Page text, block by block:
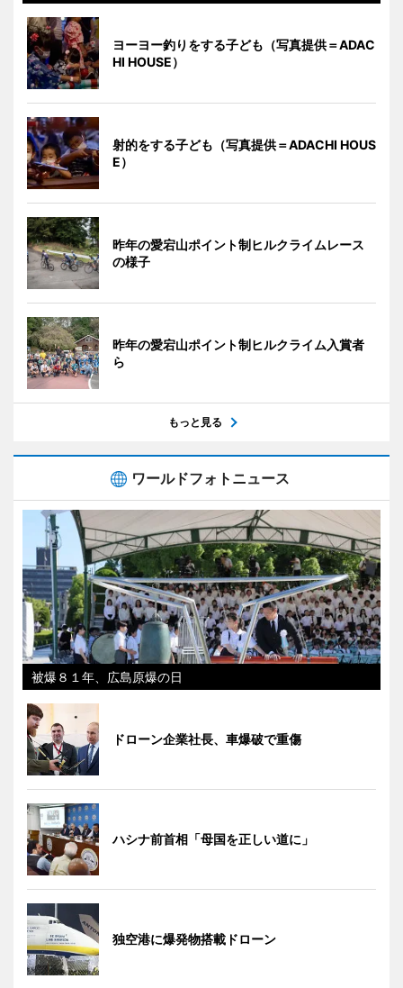
ヨーヨー釣りをする子ども（写真提供＝ADAC
HI HOUSE）
射的をする子ども（写真提供＝ADACHI HOUS
E）
昨年の愛宕山ポイント制ヒルクライムレース
の様子
昨年の愛宕山ポイント制ヒルクライム入賞者
ら
もっと見る
ワールドフォトニュース
被爆８１年、広島原爆の日
ドローン企業社長、車爆破で重傷
ハシナ前首相「母国を正しい道に」
独空港に爆発物搭載ドローン